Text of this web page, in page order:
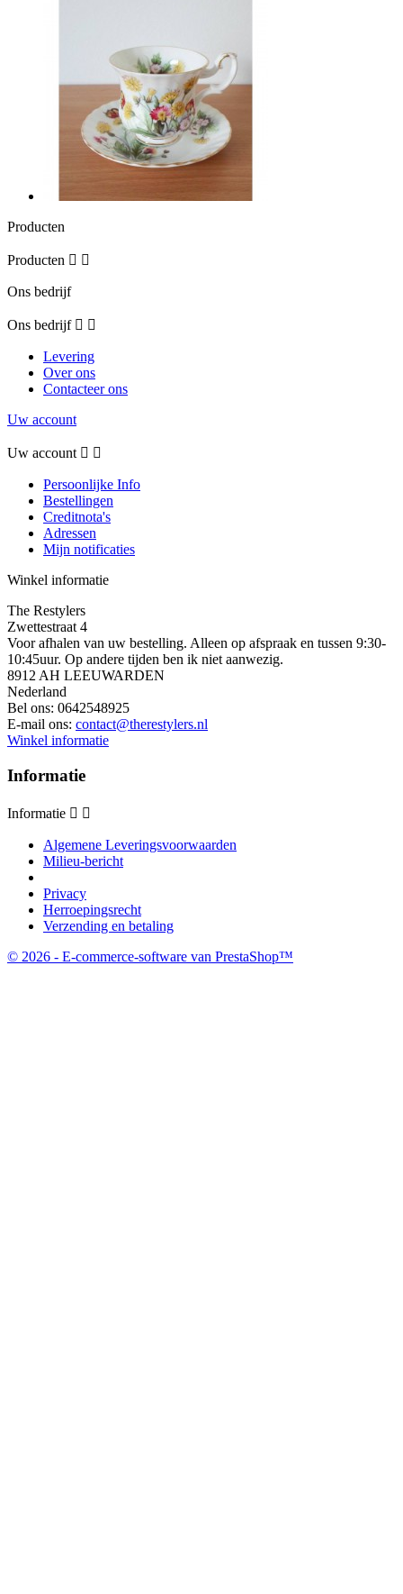
Producten
Producten  
Ons bedrijf
Ons bedrijf  
Levering
Over ons
Contacteer ons
Uw account
Uw account  
Persoonlijke Info
Bestellingen
Creditnota's
Adressen
Mijn notificaties
Winkel informatie
The Restylers
Zwettestraat 4
Voor afhalen van uw bestelling. Alleen op afspraak en tussen 9:30-
10:45uur. Op andere tijden ben ik niet aanwezig.
8912 AH LEEUWARDEN
Nederland
Bel ons: 0642548925
E-mail ons: contact@therestylers.nl
Winkel informatie
Informatie
Informatie  
Algemene Leveringsvoorwaarden
Milieu-bericht
Privacy
Herroepingsrecht
Verzending en betaling
© 2026 - E-commerce-software van PrestaShop™